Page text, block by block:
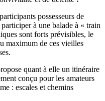
possesseurs de
à une balade à « train
sont forts prévisibles, le
maximum de ces vieilles
quant à elle un itinéraire
conçu pour les amateurs
: escales et chemins